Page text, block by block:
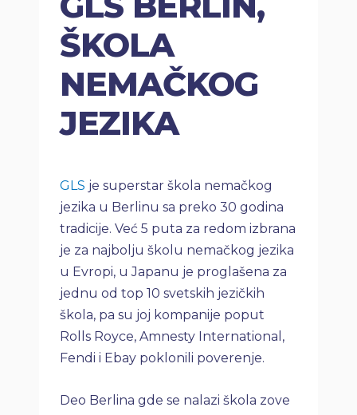
ŠKOLA
NEMAČKOG
JEZIKA
GLS je superstar škola nemačkog
jezika u Berlinu sa preko 30 godina
tradicije. Već 5 puta za redom izbrana
je za najbolju školu nemačkog jezika
u Evropi, u Japanu je proglašena za
jednu od top 10 svetskih jezičkih
škola, pa su joj kompanije poput
Rolls Royce, Amnesty International,
Fendi i Ebay poklonili poverenje.
Deo Berlina gde se nalazi škola zove